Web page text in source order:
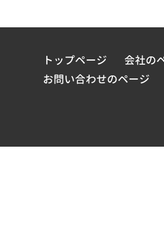
トップページ 会社の
お問い合わせのページ